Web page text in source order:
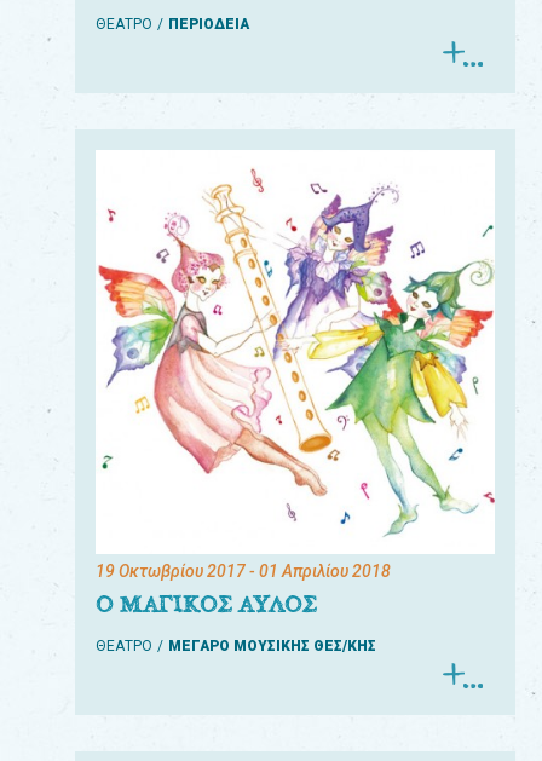
ΘΕΑΤΡΟ ΠΕΡΙΟΔΕΙΑ
19 Οκτωβρίου 2017- 01 Απριλίου 2018
Ο ΜΑΓΙΚΟΣ ΑΥΛΟΣ
ΘΕΑΤΡΟ ΜΕΓΑΡΟ ΜΟΥΣΙΚΗΣ ΘΕΣ/ΚΗΣ